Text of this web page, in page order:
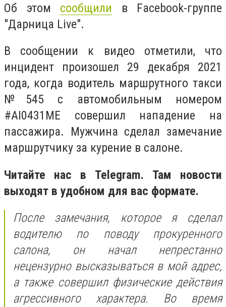
Об этом сообщили в Facebook-группе
"Дарница Live".
В сообщении к видео отметили, что
инцидент произошел 29 декабря 2021
года, когда водитель маршрутного такси
№545 с автомобильным номером
#АІ0431МЕ совершил нападение на
пассажира. Мужчина сделал замечание
маршрутчику за курение в салоне.
Читайте нас в Telegram. Там новости
выходят в удобном для вас формате.
После замечания, которое я сделал
водителю по поводу прокуренного
салона, он начал непрестанно
нецензурно высказываться в мой адрес,
а также совершил физические действия
агрессивного характера. Во время